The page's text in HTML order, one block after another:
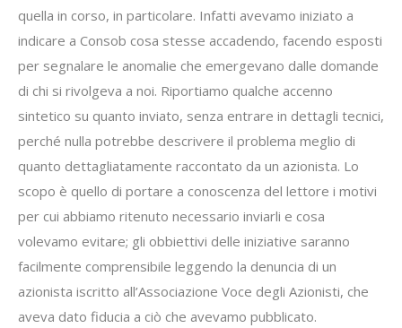
quella in corso, in particolare. Infatti avevamo iniziato a
indicare a Consob cosa stesse accadendo, facendo esposti
per segnalare le anomalie che emergevano dalle domande
di chi si rivolgeva a noi. Riportiamo qualche accenno
sintetico su quanto inviato, senza entrare in dettagli tecnici,
perché nulla potrebbe descrivere il problema meglio di
quanto dettagliatamente raccontato da un azionista. Lo
scopo è quello di portare a conoscenza del lettore i motivi
per cui abbiamo ritenuto necessario inviarli e cosa
volevamo evitare; gli obbiettivi delle iniziative saranno
facilmente comprensibile leggendo la denuncia di un
azionista iscritto all’Associazione Voce degli Azionisti, che
aveva dato fiducia a ciò che avevamo pubblicato.